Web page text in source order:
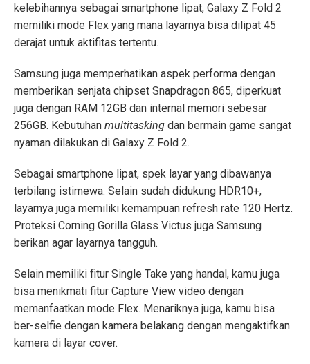
kelebihannya sebagai smartphone lipat, Galaxy Z Fold 2
memiliki mode Flex yang mana layarnya bisa dilipat 45
derajat untuk aktifitas tertentu.
Samsung juga memperhatikan aspek performa dengan
memberikan senjata chipset Snapdragon 865, diperkuat
juga dengan RAM 12GB dan internal memori sebesar
256GB. Kebutuhan multitasking dan bermain game sangat
nyaman dilakukan di Galaxy Z Fold 2.
Sebagai smartphone lipat, spek layar yang dibawanya
terbilang istimewa. Selain sudah didukung HDR10+,
layarnya juga memiliki kemampuan refresh rate 120 Hertz.
Proteksi Corning Gorilla Glass Victus juga Samsung
berikan agar layarnya tangguh.
Selain memiliki fitur Single Take yang handal, kamu juga
bisa menikmati fitur Capture View video dengan
memanfaatkan mode Flex. Menariknya juga, kamu bisa
ber-selfie dengan kamera belakang dengan mengaktifkan
kamera di layar cover.